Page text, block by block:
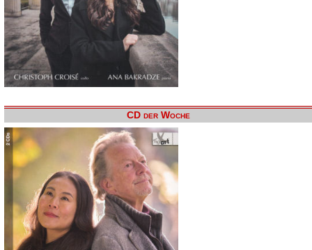
CD der Woche